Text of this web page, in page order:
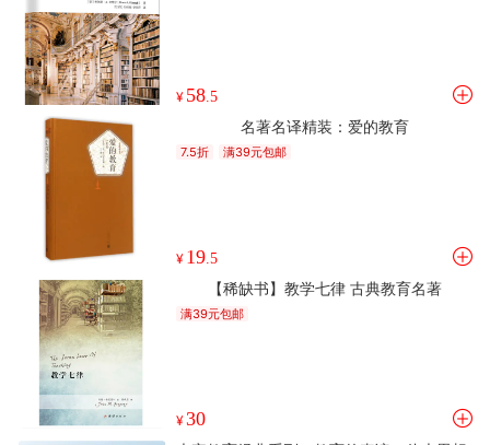
¥ 58 .5
名著名译精装：爱的教育
7.5折 满39元包邮
¥ 19 .5
【稀缺书】教学七律 古典教育名著
满39元包邮
¥30